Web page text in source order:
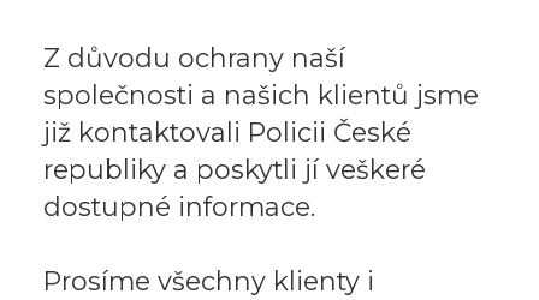
Z důvodu ochrany naší
společnosti a našich klientů jsme
již kontaktovali Policii České
republiky a poskytli jí veškeré
dostupné informace.
Prosíme všechny klienty i